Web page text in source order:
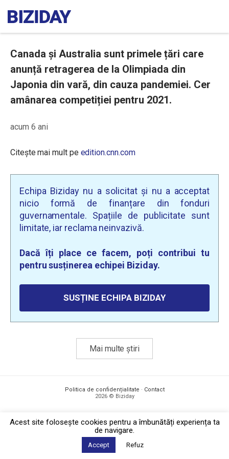
Canada și Australia sunt primele țări care
anunță retragerea de la Olimpiada din
Japonia din vară, din cauza pandemiei. Cer
amânarea competiției pentru 2021.
acum 6 ani
Citește mai mult pe edition.cnn.com
Echipa Biziday nu a solicitat și nu a acceptat
nicio formă de finanțare din fonduri
guvernamentale. Spațiile de publicitate sunt
limitate, iar reclama neinvazivă.
Dacă îți place ce facem, poți contribui tu
pentru susținerea echipei Biziday.
SUSȚINE ECHIPA BIZIDAY
Mai multe știri
Politica de confidențialitate · Contact
2026 © Biziday
Acest site foloseşte cookies pentru a îmbunătăți experiența ta
de navigare.
Accept Refuz